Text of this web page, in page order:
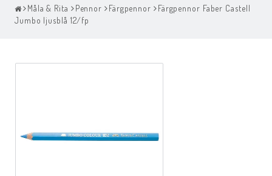
Måla & Rita Pennor Färgpennor
Färgpennor Faber Castell
Jumbo ljusblå 12/fp